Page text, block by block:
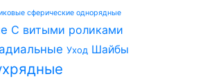
сферические однорядные
С витыми роликами
Уход Шайбы